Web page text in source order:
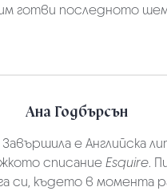
готви последното
Ана Годбърсън
е Английска
списаниеEsquire.
си, където в момента